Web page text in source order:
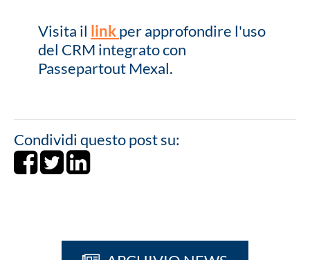
Visita il linkper approfondire l'uso
del CRM integrato con
Passepartout Mexal.
Condividi questo post su:
Share on Facebook
TweetShare on LinkedIn